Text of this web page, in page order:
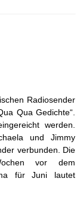
Radiosender
Qua Gedichte“.
werden.
und Jimmy
verbunden. Die
vor dem
für Juni lautet